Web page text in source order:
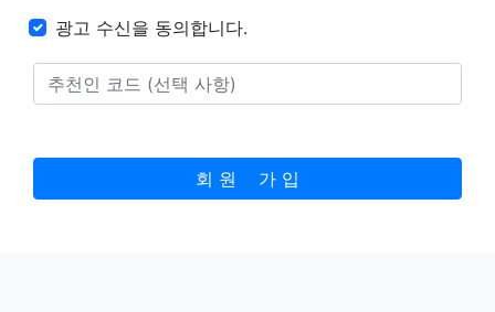
광고 수신을 동의합니다.
회 원 가 입